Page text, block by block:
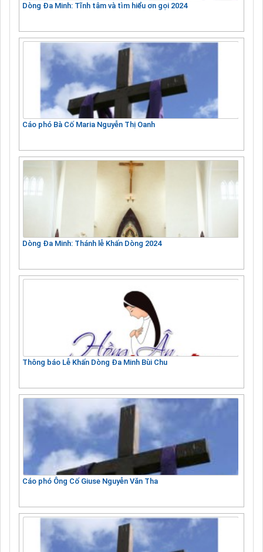
Dòng Đa Minh: Tĩnh tâm và tìm hiểu ơn gọi 2024
Cáo phó Bà Cố Maria Nguyễn Thị Oanh
Dòng Đa Minh: Thánh lễ Khấn Dòng 2024
Thông báo Lễ Khấn Dòng Đa Minh Bùi Chu
Cáo phó Ông Cố Giuse Nguyễn Văn Tha